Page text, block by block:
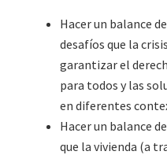
Hacer un balance
desafíos que la
garantizar el
para todos y las
en diferentes
Hacer un balance
que la vivienda (a